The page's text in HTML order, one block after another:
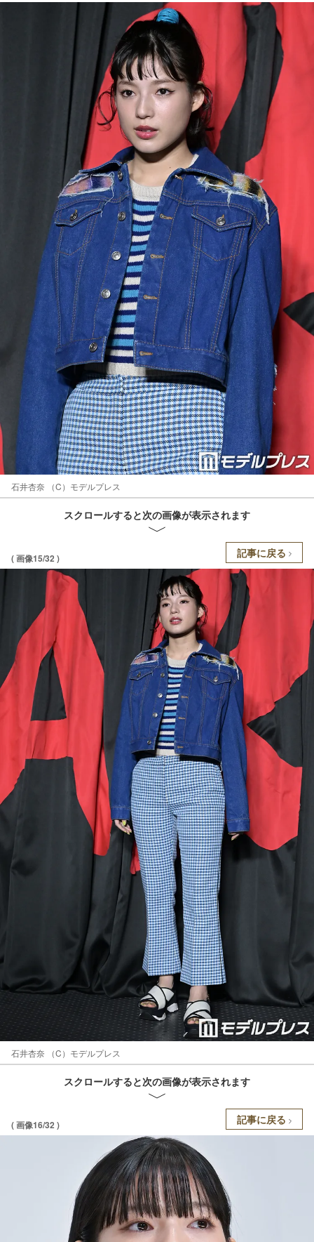
石井杏奈 （C）モデルプレス
スクロールすると次の画像が表示されます
( 画像15/32 ) 記事に戻る
石井杏奈 （C）モデルプレス
スクロールすると次の画像が表示されます
( 画像16/32 ) 記事に戻る